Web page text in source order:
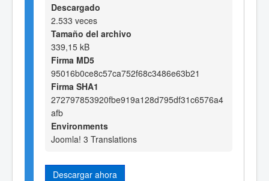
Descargado
2.533 veces
Tamaño del archivo
339,15 kB
Firma MD5
95016b0ce8c57ca752f68c3486e63b21
Firma SHA1
272797853920fbe919a128d795df31c6576a4
afb
Environments
Joomla! 3 Translations
Descargar ahora